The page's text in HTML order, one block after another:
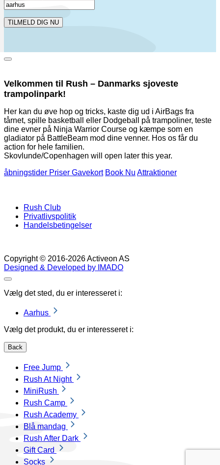
TILMELD DIG NU
Luk
vinduet
Velkommen til Rush – Danmarks sjoveste
trampolinpark!
Her kan du øve hop og tricks, kaste dig ud i AirBags fra
tårnet, spille basketball eller Dodgeball på trampoliner, teste
dine evner på Ninja Warrior Course og kæmpe som en
gladiator på BattleBeam mod dine venner. Hos os får du
action for hele familien.
Skovlunde/Copenhagen will open later this year.
åbningstider Priser Gavekort Book Nu Attraktioner
Rush Club
Privatlivspolitik
Handelsbetingelser
Copyright © 2016-2026 Activeon AS
Designed & Developed by IMADO
Luk
Vælg det sted, du er interesseret i:
Aarhus
Vælg det produkt, du er interesseret i:
Back
Free Jump
Rush At Night
MiniRush
Rush Camp
Rush Academy
Blå mandag
Rush After Dark
Gift Card
Socks